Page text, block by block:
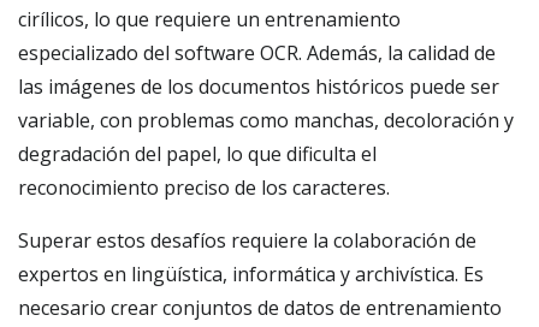
cirílicos, lo que requiere un entrenamiento
especializado del software OCR. Además, la calidad de
las imágenes de los documentos históricos puede ser
variable, con problemas como manchas, decoloración y
degradación del papel, lo que dificulta el
reconocimiento preciso de los caracteres.
Superar estos desafíos requiere la colaboración de
expertos en lingüística, informática y archivística. Es
necesario crear conjuntos de datos de entrenamiento